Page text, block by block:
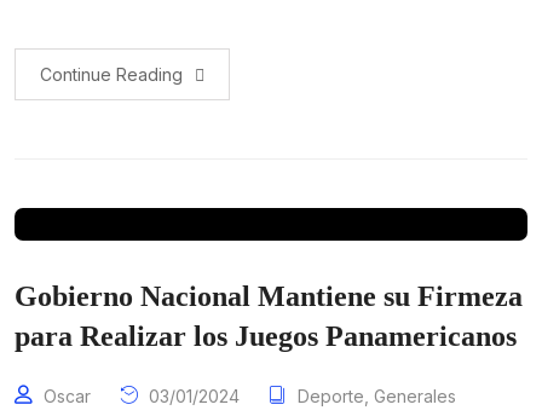
Continue Reading
Gobierno Nacional Mantiene su Firmeza
para Realizar los Juegos Panamericanos
Oscar 03/01/2024 Deporte Generales